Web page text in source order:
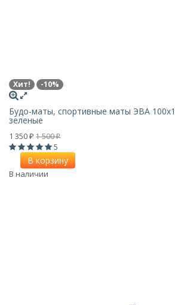
Хит! -10%
Будо-маты, спортивные маты ЭВА
зеленые
1 350 ₽ 1 500₽
5
В корзину
В наличии